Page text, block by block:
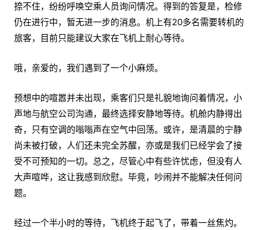
捺不住，纷纷呼唤空乘人员询问情况。得到的答复是，检修
仍在进行中，暂无进一步的消息。机上有20多名需要转机的
旅客，目前只能建议大家在飞机上耐心等待。
哦，亲爱的，我们遇到了一个小麻烦。
预想中的喧嚣并未出现，乘客们只是礼貌地询问着情况，小
声地与航空公司沟通，最终选择安静地等待。机舱内静得出
奇，只有空调的嗡嗡声在空气中回荡。或许，是清晨的宁静
尚未被打破，人们还未完全苏醒，亦或是我们已经学会了接
受不可预知的一切。总之，尽管心中有些许忧虑，但没有人
大声喧哗，这让我感到欣慰。毕竟，吵闹并不能解决任何问
题。
经过一个半小时的等待，飞机终于起飞了，带着一丝焦灼。